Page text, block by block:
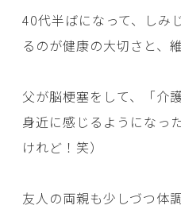
40代半ばになって、しみ
るのが健康の大切さと、
父が脳梗塞をして、「介
身近に感じるようになっ
けれど！笑）
友人の両親も少しづつ体